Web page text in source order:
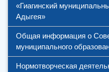
«Гиагинский
Адыгея»
Общая информация о
муниципального
Нормотворческая